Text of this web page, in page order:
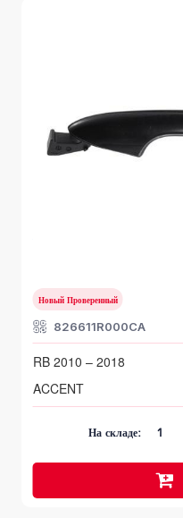
Новый Проверенный
826611R000CA
RB 2010 – 2018
ACCENT
На складе: 1